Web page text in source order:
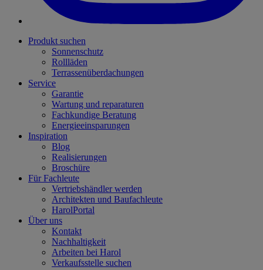
Produkt suchen
Sonnenschutz
Rollläden
Terrassenüberdachungen
Service
Garantie
Wartung und reparaturen
Fachkundige Beratung
Energieeinsparungen
Inspiration
Blog
Realisierungen
Broschüre
Für Fachleute
Vertriebshändler werden
Architekten und Baufachleute
HarolPortal
Über uns
Kontakt
Nachhaltigkeit
Arbeiten bei Harol
Verkaufsstelle suchen